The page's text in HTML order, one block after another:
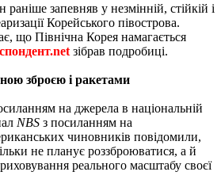
запевняв у незмінній, стійкій і
Корейського півострова.
що Північна Корея намагається
зібрав подробиці.
зброєю і ракетами
на джерела в національній
NBS з посиланням на
чиновників повідомили,
не планує роззброюватися, а й
реального масштабу своєї